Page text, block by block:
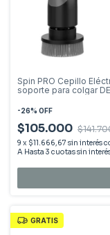
Spin PRO Cepillo
soporte para colgar DE
-26% OFF
$105.000
9 x $11.666,67 sin interés
GRATIS